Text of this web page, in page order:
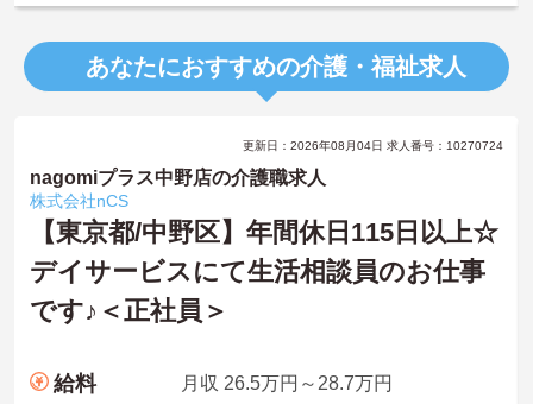
あなたにおすすめの介護・福祉求人
更新日：2026年08月04日 求人番号：10270724
nagomiプラス中野店の介護職求人
株式会社nCS
【東京都/中野区】年間休日115日以上☆
デイサービスにて生活相談員のお仕事
です♪＜正社員＞
給料 月収 26.5万円～28.7万円